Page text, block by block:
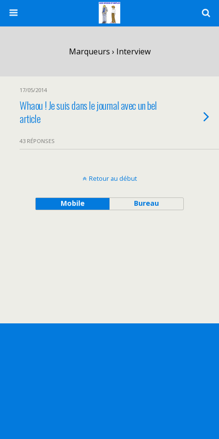
Marqueurs › Interview
17/05/2014
Whaou ! Je suis dans le journal avec un bel
article
43 RÉPONSES
Retour au début
Mobile Bureau